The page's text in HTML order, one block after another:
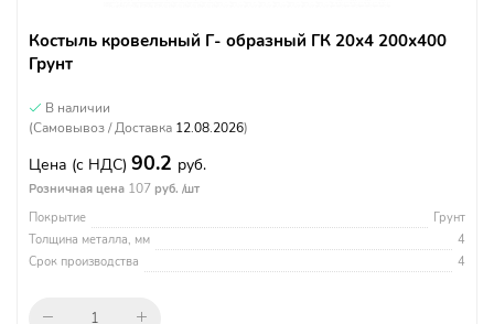
Костыль кровельный Г- образный ГК 20х4 200х400
Грунт
В наличии
(Самовывоз / Доставка 12.08.2026)
Цена (с НДС) 90.2 руб.
Розничная цена 107 руб. /шт
Покрытие
Грунт
Толщина металла, мм
4
Срок производства
4